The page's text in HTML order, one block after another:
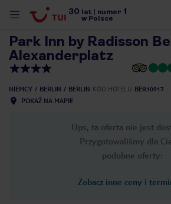
30 lat numer 1
w Polsce
Park Inn by Radisson
Alexanderplatz
NIEMCY BERLIN BERLIN KOD HOTELU BER10917
POKAŻ NA MAPIE
Ups, ta oferta nie jest
Przygotowaliśmy dla
podobne oferty:
Zobacz inne ceny i